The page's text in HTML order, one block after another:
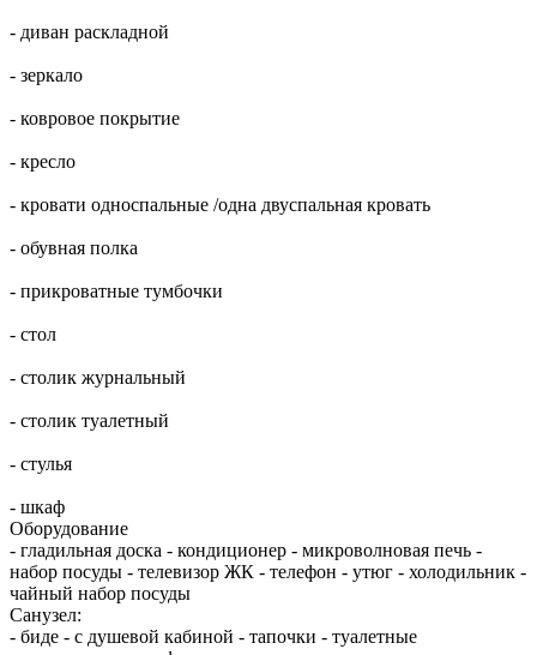
- диван раскладной
- зеркало
- ковровое покрытие
- кресло
- кровати односпальные /одна двуспальная кровать
- обувная полка
- прикроватные тумбочки
- стол
- столик журнальный
- столик туалетный
- стулья
- шкаф
Оборудование
- гладильная доска - кондиционер - микроволновая печь -
набор посуды - телевизор ЖК - телефон - утюг - холодильник -
чайный набор посуды
Санузел:
- биде - с душевой кабиной - тапочки - туалетные